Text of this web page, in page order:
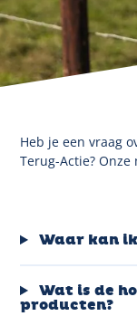
Heb je een vraag
Terug-Actie?
Waar kan
Wat is de
producten?